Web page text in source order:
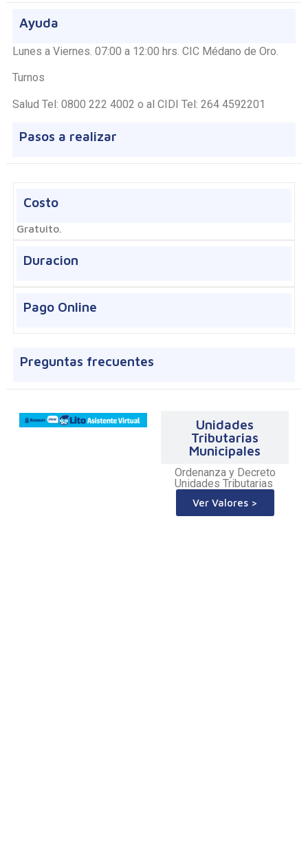
Ayuda
Lunes a Viernes. 07:00 a 12:00 hrs. CIC Médano de Oro.
Turnos
Salud Tel: 0800 222 4002 o al CIDI Tel: 264 4592201
Pasos a realizar
Costo
Gratuito.
Duracion
Pago Online
Preguntas frecuentes
Unidades
Tributarias
Municipales
Ordenanza y Decreto
Unidades Tributarias
Ver Valores >